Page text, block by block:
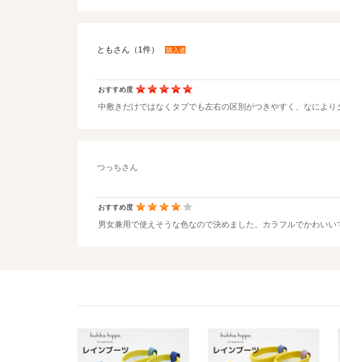
ともさん（1件） 購入者
おすすめ度
中敷きだけではなくタブでも左右の区別がつきやすく、なにより
つっちさん
おすすめ度
男女兼用で使えそうな色なので決めました。カラフルでかわいい
以前使っていたシューズが小さくなったので、何かいいものは